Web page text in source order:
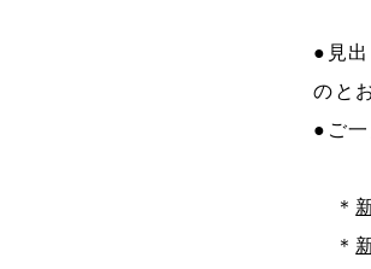
●見
のと
●ご
＊
＊